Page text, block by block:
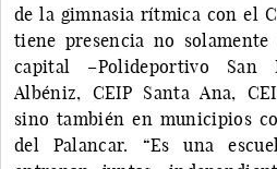
de la gimnasia rítmica con el
tiene presencia no
capital –Polideportivo San
Albéniz, CEIP Santa Ana,
sino también en municipios
del Palancar. “Es una